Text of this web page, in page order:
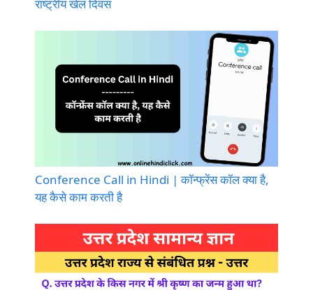
राष्ट्रीय खेल दिवस
Conference Call in Hindi | कॉन्फ्रेंस कॉल क्या है,
यह कैसे काम करती है